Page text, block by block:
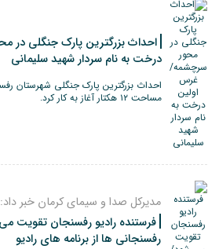
احداث بزرگترین پارک جنگلی
درخت به نام سردار شهید سلیمانی
احداث بزرگترین پارک جنگلی شهرستان
مساحت ۱۲ هکتار آغاز به کار کرد.
مدیرکل صدا و سیمای کرمان خبر داد:
فرستنده رادیو رفسنجان تقویت
رفسنجانی ها از برنامه های رادیو